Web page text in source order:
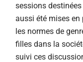
sessions
aussi été mises en
les normes de
filles dans la
suivi ces